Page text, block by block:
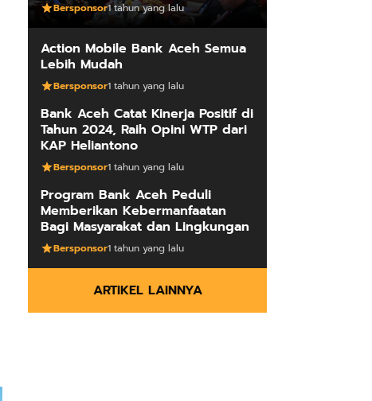
Bersponsor1 tahun yang lalu
Action Mobile Bank Aceh Semua
Lebih Mudah
Bersponsor1 tahun yang lalu
Bank Aceh Catat Kinerja Positif di
Tahun 2024, Raih Opini WTP dari
KAP Heliantono
Bersponsor1 tahun yang lalu
Program Bank Aceh Peduli
Memberikan Kebermanfaatan
Bagi Masyarakat dan Lingkungan
Bersponsor1 tahun yang lalu
ARTIKEL LAINNYA